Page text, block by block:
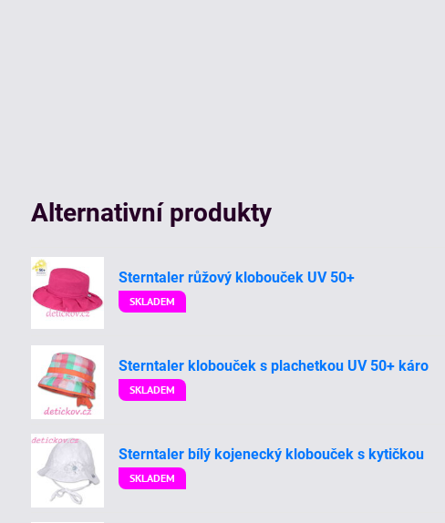
Alternativní produkty
Sterntaler růžový klobouček UV 50+
SKLADEM
Sterntaler klobouček s plachetkou UV 50+ káro
SKLADEM
Sterntaler bílý kojenecký klobouček s kytičkou
SKLADEM